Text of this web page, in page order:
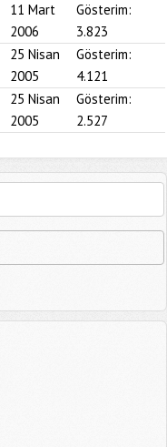
11 Mart
2006
Gösterim:
3.823
25 Nisan
2005
Gösterim:
4.121
25 Nisan
2005
Gösterim:
2.527